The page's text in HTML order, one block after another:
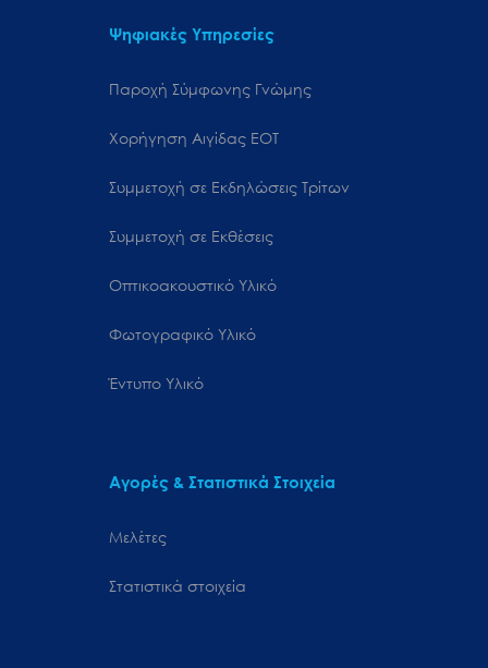
Ψηφιακές Υπηρεσίες
Παροχή Σύμφωνης Γνώμης
Χορήγηση Αιγίδας ΕΟΤ
Συμμετοχή σε Εκδηλώσεις Τρίτων
Συμμετοχή σε Εκθέσεις
Οπτικοακουστικό Υλικό
Φωτογραφικό Υλικό
Έντυπο Υλικό
Αγορές & Στατιστικά Στοιχεία
Μελέτες
Στατιστικά στοιχεία